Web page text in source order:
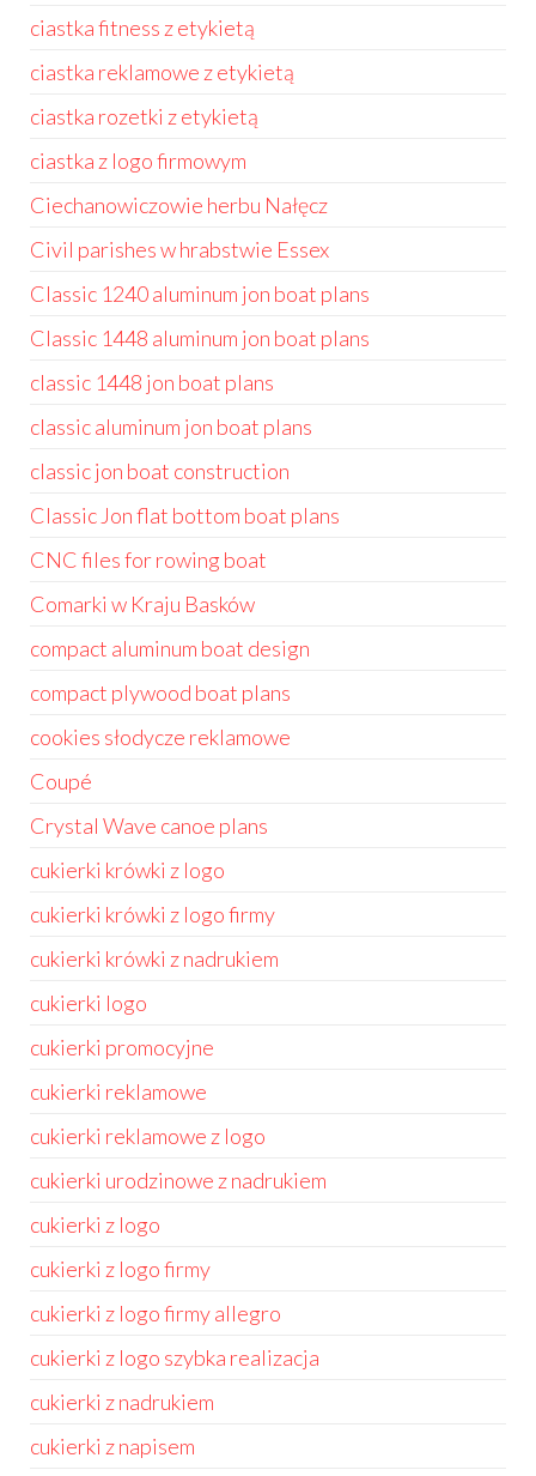
ciastka fitness z etykietą
ciastka reklamowe z etykietą
ciastka rozetki z etykietą
ciastka z logo firmowym
Ciechanowiczowie herbu Nałęcz
Civil parishes w hrabstwie Essex
Classic 1240 aluminum jon boat plans
Classic 1448 aluminum jon boat plans
classic 1448 jon boat plans
classic aluminum jon boat plans
classic jon boat construction
Classic Jon flat bottom boat plans
CNC files for rowing boat
Comarki w Kraju Basków
compact aluminum boat design
compact plywood boat plans
cookies słodycze reklamowe
Coupé
Crystal Wave canoe plans
cukierki krówki z logo
cukierki krówki z logo firmy
cukierki krówki z nadrukiem
cukierki logo
cukierki promocyjne
cukierki reklamowe
cukierki reklamowe z logo
cukierki urodzinowe z nadrukiem
cukierki z logo
cukierki z logo firmy
cukierki z logo firmy allegro
cukierki z logo szybka realizacja
cukierki z nadrukiem
cukierki z napisem